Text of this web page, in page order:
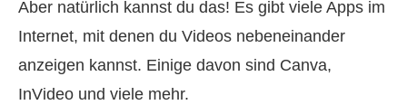
Aber natürlich kannst du das! Es gibt viele Apps im
Internet, mit denen du Videos nebeneinander
anzeigen kannst. Einige davon sind Canva,
InVideo und viele mehr.